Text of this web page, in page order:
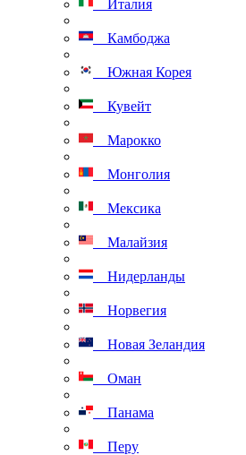
Италия
Камбоджа
Южная Корея
Кувейт
Марокко
Монголия
Мексика
Малайзия
Нидерланды
Норвегия
Новая Зеландия
Оман
Панама
Перу